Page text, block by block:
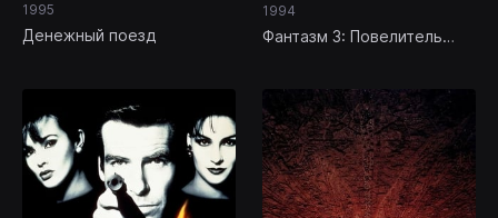
1995
Денежный поезд
1994
Фантазм 3: Повелитель